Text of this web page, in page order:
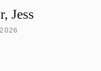
Jess